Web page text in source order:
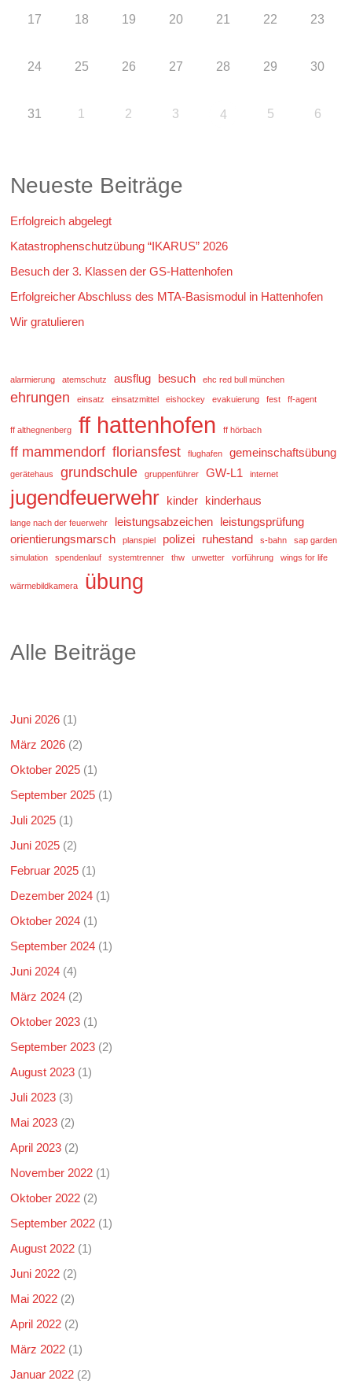
17 18 19 20 21 22 23
24 25 26 27 28 29 30
31 1 2 3 4 5 6
Neueste Beiträge
Erfolgreich abgelegt
Katastrophenschutzübung “IKARUS” 2026
Besuch der 3. Klassen der GS-Hattenhofen
Erfolgreicher Abschluss des MTA-Basismodul in Hattenhofen
Wir gratulieren
alarmierung atemschutz ausflug besuch ehc red bull münchen
ehrungen einsatz einsatzmittel eishockey evakuierung fest ff-agent
ff althegnenberg ff hattenhofen ff hörbach
ff mammendorf floriansfest flughafen gemeinschaftsübung
gerätehaus grundschule gruppenführer GW-L1 internet
jugendfeuerwehr kinder kinderhaus
lange nach der feuerwehr leistungsabzeichen leistungsprüfung
orientierungsmarsch
planspiel polizei ruhestand s-bahn
sap garden
simulation
spendenlauf systemtrenner thw unwetter vorführung wings for life
wärmebildkamera übung
Alle Beiträge
Juni 2026 (1)
März 2026 (2)
Oktober 2025 (1)
September 2025 (1)
Juli 2025 (1)
Juni 2025 (2)
Februar 2025 (1)
Dezember 2024 (1)
Oktober 2024 (1)
September 2024 (1)
Juni 2024 (4)
März 2024 (2)
Oktober 2023 (1)
September 2023 (2)
August 2023 (1)
Juli 2023 (3)
Mai 2023 (2)
April 2023 (2)
November 2022 (1)
Oktober 2022 (2)
September 2022 (1)
August 2022 (1)
Juni 2022 (2)
Mai 2022 (2)
April 2022 (2)
März 2022 (1)
Januar 2022 (2)